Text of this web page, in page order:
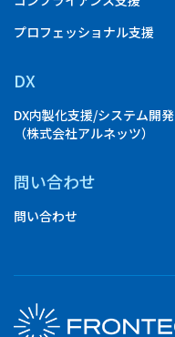
プロフェッショナル支援
DX
DX内製化支援/システム開発
（株式会社アルネッツ）
問い合わせ
問い合わせ